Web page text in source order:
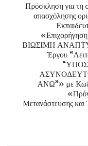
Πρόσκληση για τη
απασχόλησης
ΒΙΩΣΙΜΗ
Έργου
ΑΝΩ”» με
Μετανάστευσης